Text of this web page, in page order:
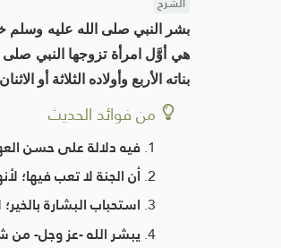
بشر النبي صلى الله عليه
هي أوَّل امرأة تزوجها النبي
بناته الأربع وأولاده الثلاثة
من فوائد الحديث
فيه دلالة على حسن
أن الجنة لا تعب فيها؛
استحباب البشارة
يبشر الله -عز وجل- من